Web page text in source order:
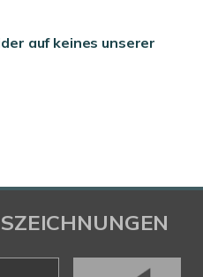
auf keines unserer